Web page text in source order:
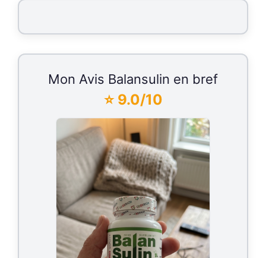
Mon Avis Balansulin en bref
⭐ 9.0/10